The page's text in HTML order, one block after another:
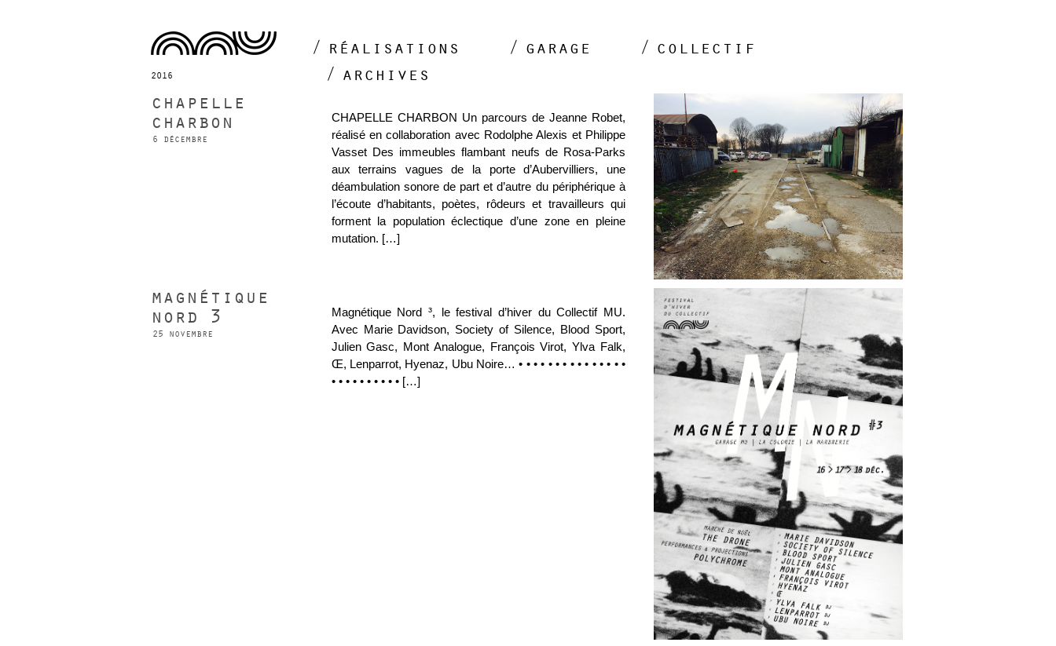
réalisations garage
collectif
archives
2016
chapelle
charbon
6 décembre
CHAPELLE CHARBON Un parcours de Jeanne Robet,
réalisé en collaboration avec Rodolphe Alexis et Philippe
Vasset Des immeubles flambant neufs de Rosa-Parks
aux terrains vagues de la porte d’Aubervilliers, une
déambulation sonore de part et d’autre du périphérique à
l’écoute d’habitants, poètes, rôdeurs et travailleurs qui
forment la population éclectique d’une zone en pleine
mutation. […]
magnétique
nord 3
25 novembre
Magnétique Nord ³, le festival d’hiver du Collectif MU.
Avec Marie Davidson, Society of Silence, Blood Sport,
Julien Gasc, Mont Analogue, François Virot, Ylva Falk,
Œ, Lenparrot, Hyenaz, Ubu Noire… • • • • • • • • • • • • • • •
• • • • • • • • • • […]